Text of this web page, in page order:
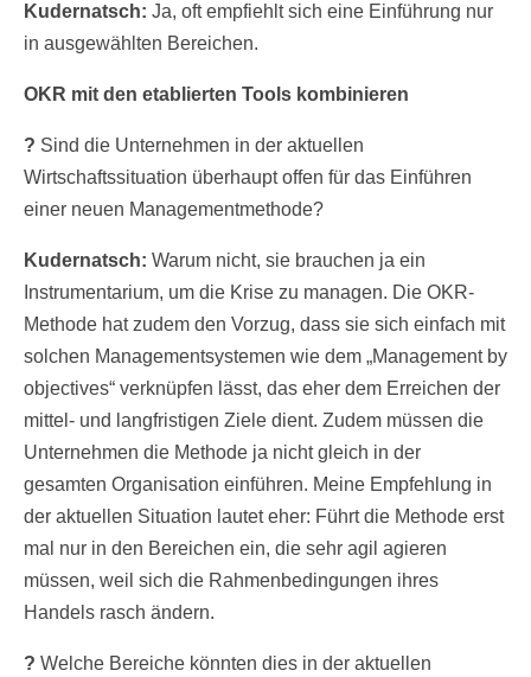
Kudernatsch: Ja, oft empfiehlt sich eine Einführung nur
in ausgewählten Bereichen.
OKR mit den etablierten Tools kombinieren
? Sind die Unternehmen in der aktuellen
Wirtschaftssituation überhaupt offen für das Einführen
einer neuen Managementmethode?
Kudernatsch: Warum nicht, sie brauchen ja ein
Instrumentarium, um die Krise zu managen. Die OKR-
Methode hat zudem den Vorzug, dass sie sich einfach mit
solchen Managementsystemen wie dem „Management by
objectives“ verknüpfen lässt, das eher dem Erreichen der
mittel- und langfristigen Ziele dient. Zudem müssen die
Unternehmen die Methode ja nicht gleich in der
gesamten Organisation einführen. Meine Empfehlung in
der aktuellen Situation lautet eher: Führt die Methode erst
mal nur in den Bereichen ein, die sehr agil agieren
müssen, weil sich die Rahmenbedingungen ihres
Handels rasch ändern.
? Welche Bereiche könnten dies in der aktuellen